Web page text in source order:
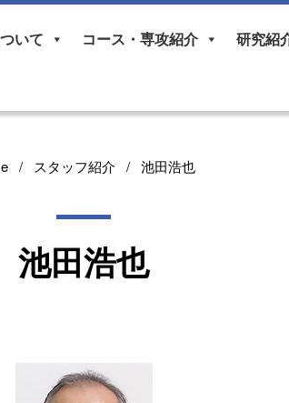
いて コース・専攻紹介 研究紹
スタッフ紹介 池田浩也
池田浩也